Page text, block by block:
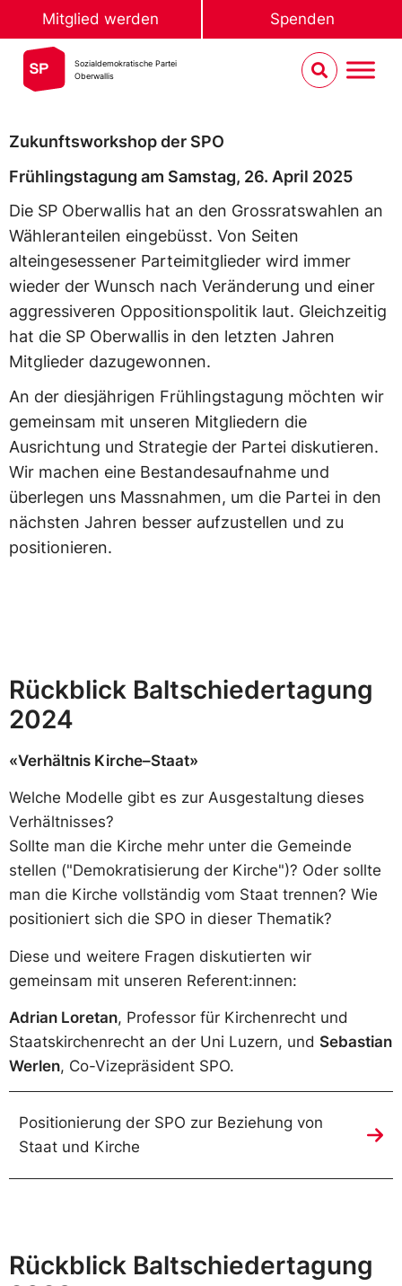
Mitglied werden Spenden
Sozialdemokratische Partei
Oberwallis
Zukunftsworkshop der SPO
Frühlingstagung am Samstag, 26. April 2025
Die SP Oberwallis hat an den Grossratswahlen an
Wähleranteilen eingebüsst. Von Seiten
alteingesessener Parteimitglieder wird immer
wieder der Wunsch nach Veränderung und einer
aggressiveren Oppositionspolitik laut. Gleichzeitig
hat die SP Oberwallis in den letzten Jahren
Mitglieder dazugewonnen.
An der diesjährigen Frühlingstagung möchten wir
gemeinsam mit unseren Mitgliedern die
Ausrichtung und Strategie der Partei diskutieren.
Wir machen eine Bestandesaufnahme und
überlegen uns Massnahmen, um die Partei in den
nächsten Jahren besser aufzustellen und zu
positionieren.
Rückblick Baltschiedertagung
2024
«Verhältnis Kirche–Staat»
Welche Modelle gibt es zur Ausgestaltung dieses
Verhältnisses?
Sollte man die Kirche mehr unter die Gemeinde
stellen ("Demokratisierung der Kirche")? Oder sollte
man die Kirche vollständig vom Staat trennen? Wie
positioniert sich die SPO in dieser Thematik?
Diese und weitere Fragen diskutierten wir
gemeinsam mit unseren Referent:innen:
Adrian Loretan, Professor für Kirchenrecht und
Staatskirchenrecht an der Uni Luzern, und Sebastian
Werlen, Co-Vizepräsident SPO.
Positionierung der SPO zur Beziehung von
Staat und Kirche
Rückblick Baltschiedertagung